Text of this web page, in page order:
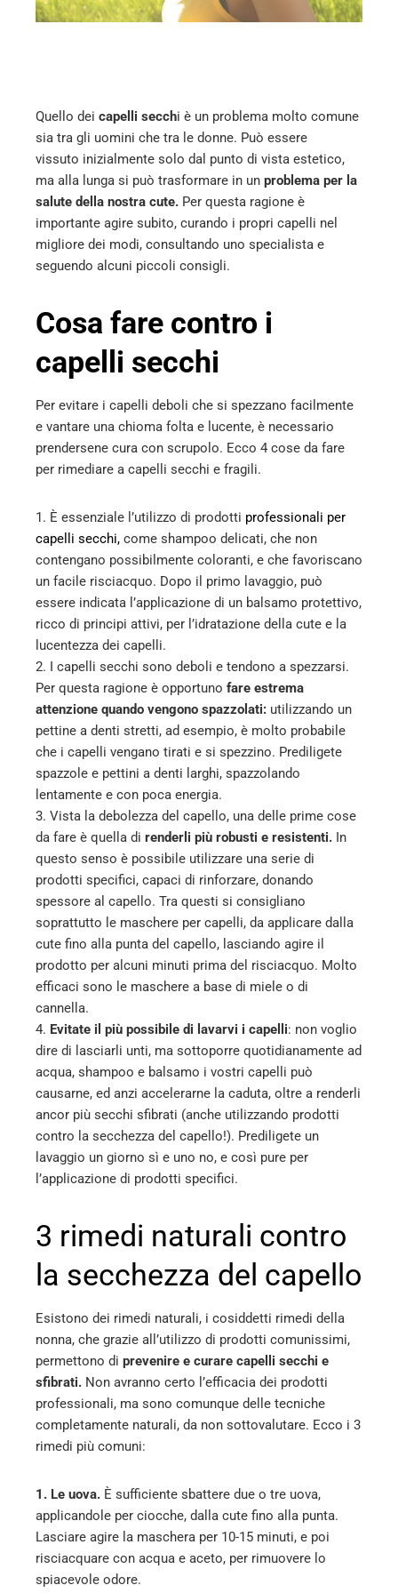
Quello dei capelli secchi è un problema molto comune
sia tra gli uomini che tra le donne. Può essere
vissuto inizialmente solo dal punto di vista estetico,
ma alla lunga si può trasformare in un problema per la
salute della nostra cute. Per questa ragione è
importante agire subito, curando i propri capelli nel
migliore dei modi, consultando uno specialista e
seguendo alcuni piccoli consigli.
Cosa fare contro i
capelli secchi
Per evitare i capelli deboli che si spezzano facilmente
e vantare una chioma folta e lucente, è necessario
prendersene cura con scrupolo. Ecco 4 cose da fare
per rimediare a capelli secchi e fragili.
1. È essenziale l’utilizzo di prodotti professionali per
capelli secchi, come shampoo delicati, che non
contengano possibilmente coloranti, e che favoriscano
un facile risciacquo. Dopo il primo lavaggio, può
essere indicata l’applicazione di un balsamo protettivo,
ricco di principi attivi, per l’idratazione della cute e la
lucentezza dei capelli.
2. I capelli secchi sono deboli e tendono a spezzarsi.
Per questa ragione è opportuno fare estrema
attenzione quando vengono spazzolati: utilizzando un
pettine a denti stretti, ad esempio, è molto probabile
che i capelli vengano tirati e si spezzino. Prediligete
spazzole e pettini a denti larghi, spazzolando
lentamente e con poca energia.
3. Vista la debolezza del capello, una delle prime cose
da fare è quella di renderli più robusti e resistenti. In
questo senso è possibile utilizzare una serie di
prodotti specifici, capaci di rinforzare, donando
spessore al capello. Tra questi si consigliano
soprattutto le maschere per capelli, da applicare dalla
cute fino alla punta del capello, lasciando agire il
prodotto per alcuni minuti prima del risciacquo. Molto
efficaci sono le maschere a base di miele o di
cannella.
4. Evitate il più possibile di lavarvi i capelli: non voglio
dire di lasciarli unti, ma sottoporre quotidianamente ad
acqua, shampoo e balsamo i vostri capelli può
causarne, ed anzi accelerarne la caduta, oltre a renderli
ancor più secchi sfibrati (anche utilizzando prodotti
contro la secchezza del capello!). Prediligete un
lavaggio un giorno sì e uno no, e così pure per
l’applicazione di prodotti specifici.
3 rimedi naturali contro
la secchezza del capello
Esistono dei rimedi naturali, i cosiddetti rimedi della
nonna, che grazie all’utilizzo di prodotti comunissimi,
permettono di prevenire e curare capelli secchi e
sfibrati. Non avranno certo l’efficacia dei prodotti
professionali, ma sono comunque delle tecniche
completamente naturali, da non sottovalutare. Ecco i 3
rimedi più comuni:
1. Le uova. È sufficiente sbattere due o tre uova,
applicandole per ciocche, dalla cute fino alla punta.
Lasciare agire la maschera per 10-15 minuti, e poi
risciacquare con acqua e aceto, per rimuovere lo
spiacevole odore.